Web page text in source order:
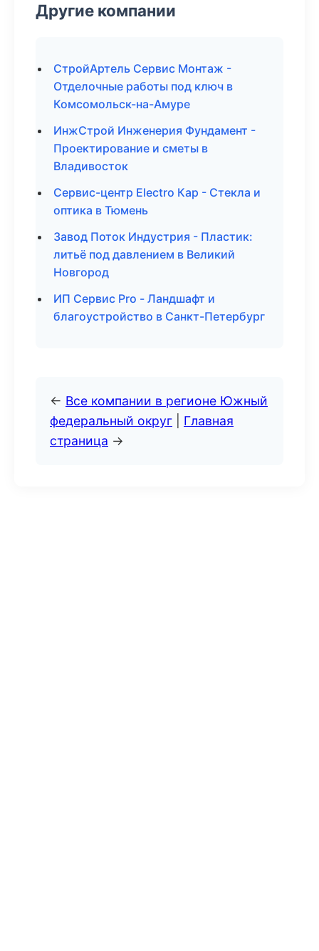
Другие компании
СтройАртель Сервис Монтаж -
Отделочные работы под ключ в
Комсомольск-на-Амуре
ИнжСтрой Инженерия Фундамент -
Проектирование и сметы в
Владивосток
Сервис-центр Electro Кар - Стекла и
оптика в Тюмень
Завод Поток Индустрия - Пластик:
литьё под давлением в Великий
Новгород
ИП Сервис Pro - Ландшафт и
благоустройство в Санкт-Петербург
← Все компании в регионе Южный
федеральный округ
Главная
страница →